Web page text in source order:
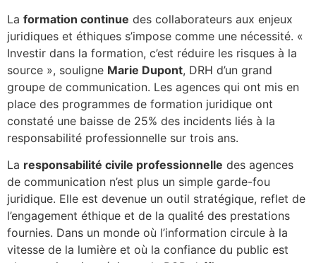
La formation continue des collaborateurs aux enjeux
juridiques et éthiques s’impose comme une nécessité. «
Investir dans la formation, c’est réduire les risques à la
source », souligne Marie Dupont, DRH d’un grand
groupe de communication. Les agences qui ont mis en
place des programmes de formation juridique ont
constaté une baisse de 25% des incidents liés à la
responsabilité professionnelle sur trois ans.
La responsabilité civile professionnelle des agences
de communication n’est plus un simple garde-fou
juridique. Elle est devenue un outil stratégique, reflet de
l’engagement éthique et de la qualité des prestations
fournies. Dans un monde où l’information circule à la
vitesse de la lumière et où la confiance du public est